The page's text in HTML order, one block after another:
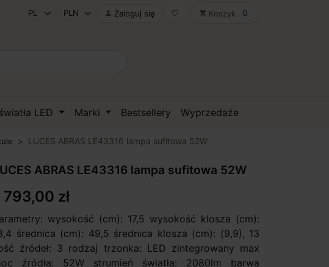
 Zaloguj się favorite_border shopping_cart Koszyk 0
LED Marki Bestsellery Wyprzedaże
LUCES ABRAS LE43316 lampa sufitowa 52W
ABRAS LE43316 lampa sufitowa 52W
793,00 zł
wysokość (cm): 17,5 wysokość klosza (cm):
średnica (cm): 49,5 średnica klosza (cm): (9,9), 13
źródeł: 3 rodzaj trzonka: LED zintegrowany max
źródła: 52W strumień światła: 2080lm barwa